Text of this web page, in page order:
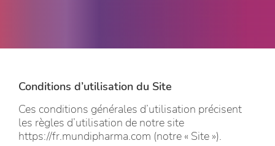
Conditions d’utilisation du Site
Ces conditions générales d’utilisation précisent
les règles d’utilisation de notre site
https://fr.mundipharma.com (notre « Site »).